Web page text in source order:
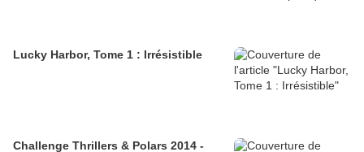
Lucky Harbor, Tome 1 : Irrésistible
Challenge Thrillers & Polars 2014 -